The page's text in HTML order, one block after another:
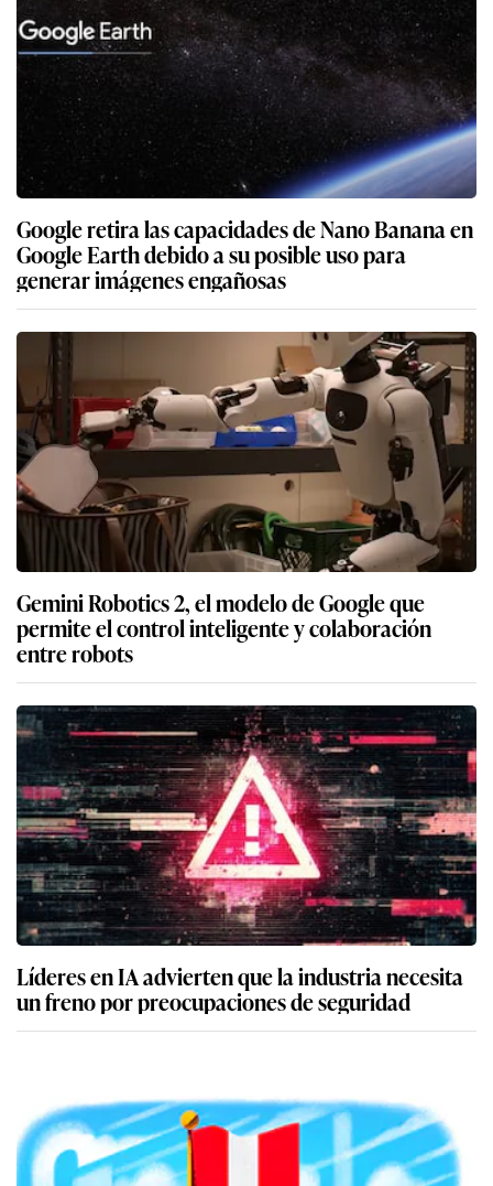
Google retira las capacidades de Nano Banana en
Google Earth debido a su posible uso para
generar imágenes engañosas
Gemini Robotics 2, el modelo de Google que
permite el control inteligente y colaboración
entre robots
Líderes en IA advierten que la industria necesita
un freno por preocupaciones de seguridad